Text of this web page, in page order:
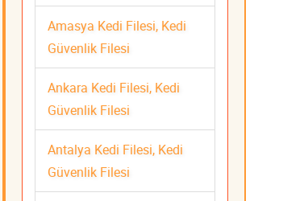
Amasya Kedi Filesi, Kedi
Güvenlik Filesi
Ankara Kedi Filesi, Kedi
Güvenlik Filesi
Antalya Kedi Filesi, Kedi
Güvenlik Filesi